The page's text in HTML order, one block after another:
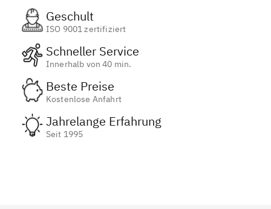
Geschult
ISO 9001 zertifiziert
Schneller Service
Innerhalb von 40 min.
Beste Preise
Kostenlose Anfahrt
Jahrelange Erfahrung
Seit 1995